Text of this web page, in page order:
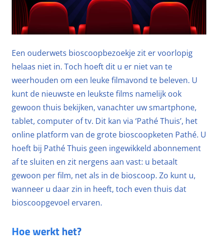
Een ouderwets bioscoopbezoekje zit er voorlopig
helaas niet in. Toch hoeft dit u er niet van te
weerhouden om een leuke filmavond te beleven. U
kunt de nieuwste en leukste films namelijk ook
gewoon thuis bekijken, vanachter uw smartphone,
tablet, computer of tv. Dit kan via ‘Pathé Thuis’, het
online platform van de grote bioscoopketen Pathé. U
hoeft bij Pathé Thuis geen ingewikkeld abonnement
af te sluiten en zit nergens aan vast: u betaalt
gewoon per film, net als in de bioscoop. Zo kunt u,
wanneer u daar zin in heeft, toch even thuis dat
bioscoopgevoel ervaren.
Hoe werkt het?